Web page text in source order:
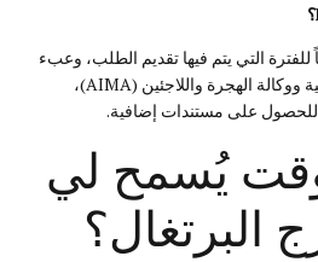
التي يتم فيها تقديم الطلب، وعبء
العمل على البعثة الدبلوماسية ووكالة الهجرة واللاجئين (AIMA)،
على مستندات إضافية.
يُسمح لي
البرتغال؟